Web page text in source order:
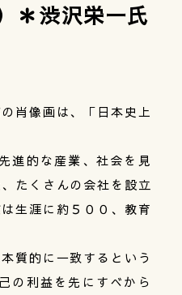
＊渋沢栄一氏
肖像画は、「日本史上
進的な産業、社会を見
たくさんの会社を設立
生涯に約５００、教育
質的に一致するという
の利益を先にすべから